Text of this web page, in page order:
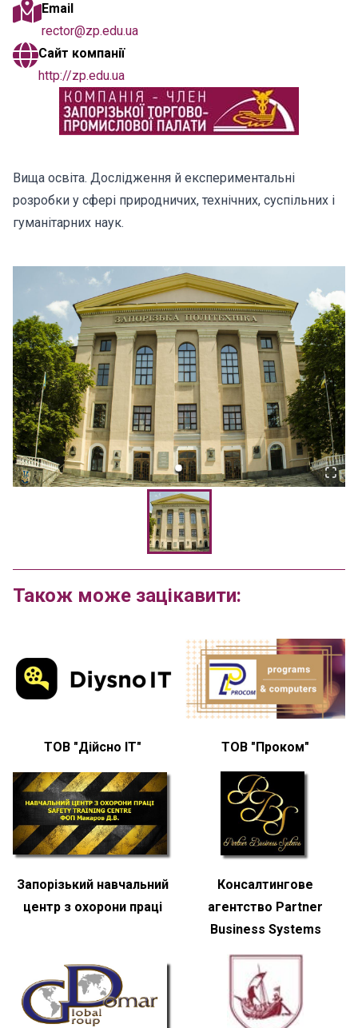
Email
rector@zp.edu.ua
Сайт компанії
http://zp.edu.ua
Вища освіта. Дослідження й експериментальні
розробки у сфері природничих, технічних, суспільних і
гуманітарних наук.
Також може зацікавити:
ТОВ "Дійсно IT" ТОВ "Проком"
Запорізький навчальний
центр з охорони праці
Консалтингове
агентство Partner
Business Systems